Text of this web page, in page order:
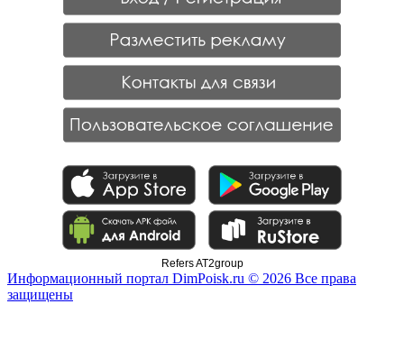
Refers AT2group
Информационный портал DimPoisk.ru © 2026 Все права
защищены